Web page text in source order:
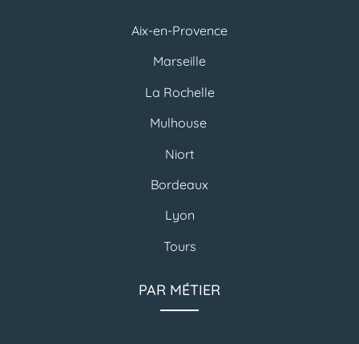
Aix-en-Provence
Marseille
La Rochelle
Mulhouse
Niort
Bordeaux
Lyon
Tours
PAR MÉTIER